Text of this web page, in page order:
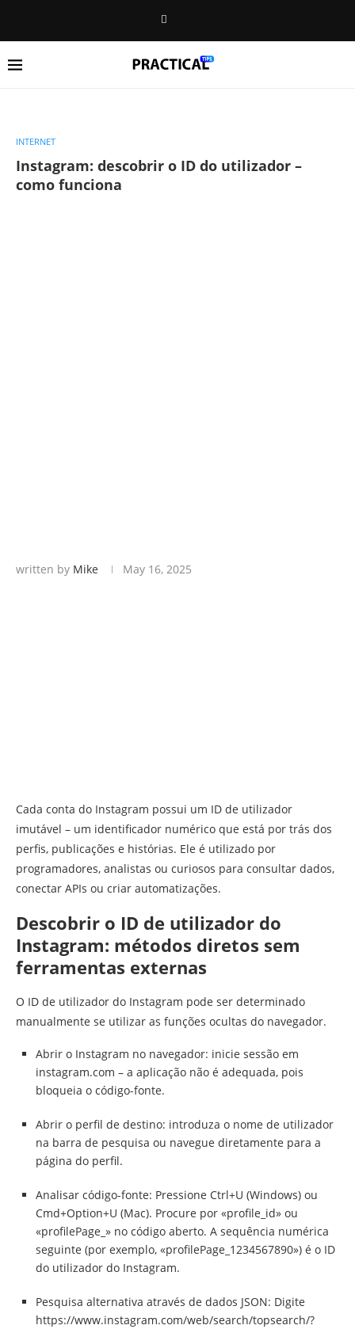
INTERNET
Instagram: descobrir o ID do utilizador –
como funciona
written by Mike May 16, 2025
Cada conta do Instagram possui um ID de utilizador
imutável – um identificador numérico que está por trás dos
perfis, publicações e histórias. Ele é utilizado por
programadores, analistas ou curiosos para consultar dados,
conectar APIs ou criar automatizações.
Descobrir o ID de utilizador do
Instagram: métodos diretos sem
ferramentas externas
O ID de utilizador do Instagram pode ser determinado
manualmente se utilizar as funções ocultas do navegador.
Abrir o Instagram no navegador: inicie sessão em
instagram.com – a aplicação não é adequada, pois
bloqueia o código-fonte.
Abrir o perfil de destino: introduza o nome de utilizador
na barra de pesquisa ou navegue diretamente para a
página do perfil.
Analisar código-fonte: Pressione Ctrl+U (Windows) ou
Cmd+Option+U (Mac). Procure por «profile_id» ou
«profilePage_» no código aberto. A sequência numérica
seguinte (por exemplo, «profilePage_1234567890») é o ID
do utilizador do Instagram.
Pesquisa alternativa através de dados JSON: Digite
https://www.instagram.com/web/search/topsearch/?